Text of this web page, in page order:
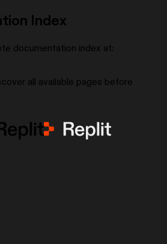
Index
documentation index at:
all available pages before